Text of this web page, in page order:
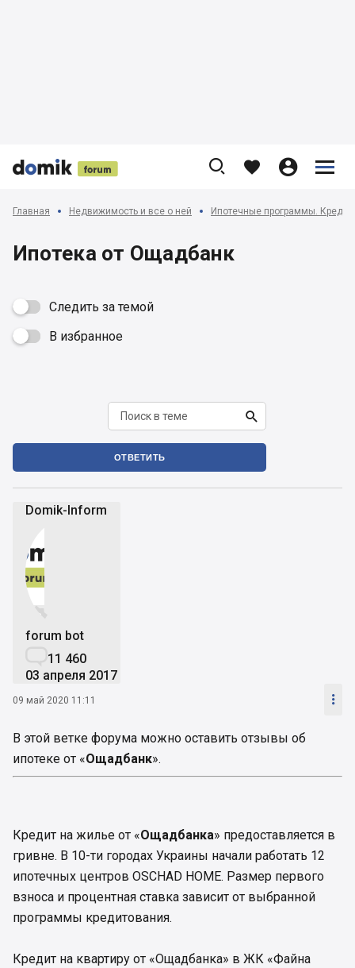


 
    


Главная Недвижимость и все о ней Ипотечные программы.
Ипотека от Ощадбанк
Следить за темой
 В избранное

ОТВЕТИТЬ
Domik-Inform


forum bot
11 460
03 апреля 2017
09 май 2020 11:11 
В этой ветке форума можно оставить отзывы об
ипотеке от «Ощадбанк».
Кредит на жилье от «Ощадбанка» предоставляется в
гривне. В 10-ти городах Украины начали работать 12
ипотечных центров OSCHAD HOME. Размер первого
взноса и процентная ставка зависит от выбранной
программы кредитования.
Кредит на квартиру от «Ощадбанка» в ЖК «Файна